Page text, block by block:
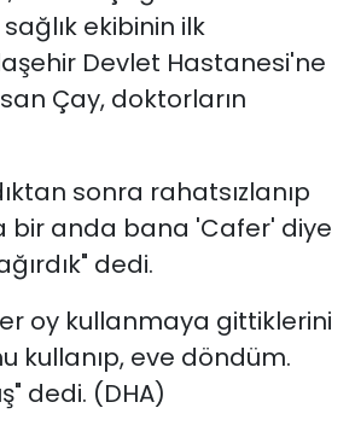
ekibinin ilk
Devlet Hastanesi'ne
Çay, doktorların
sonra rahatsızlanıp
bir anda bana 'Cafer' diye
dedi.
oy kullanmaya gittiklerini
kullanıp, eve döndüm.
dedi. (DHA)